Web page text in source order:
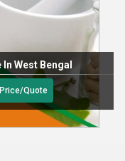
West Bengal
Quote